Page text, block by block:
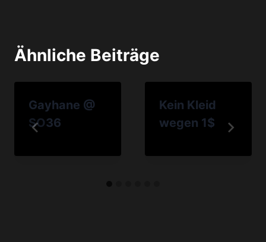
Ähnliche Beiträge
Gayhane @
SO36
Kein Kleid
wegen 1$